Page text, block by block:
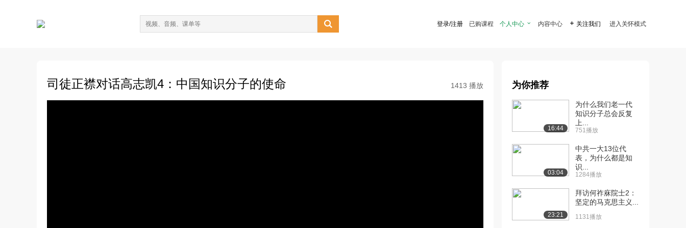
 登录/注册 已购课程 个人中心  内容中心  关注我们 进入关怀模式
司徒正襟对话高志凯4：中国知识分子的使命 1413 播放 为你推荐
16:44
为什么我们老一代
知识分子总会反复
上...
751播放
03:04
中共一大13位代
表，为什么都是知
识...
1284播放
23:21
拜访何祚庥院士2：
坚定的马克思主义...
1131播放